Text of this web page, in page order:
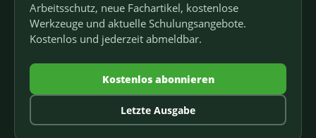
Arbeitsschutz, neue Fachartikel, kostenlose
Werkzeuge und aktuelle Schulungsangebote.
Kostenlos und jederzeit abmeldbar.
Kostenlos abonnieren
Letzte Ausgabe